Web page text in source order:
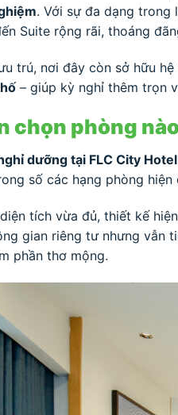
. Với sự đa dạng trong
Suite rộng rãi, thoáng
trú, nơi đây còn sở hữu
– giúp kỳ nghỉ thêm trọn
chọn phòng
dưỡng tại FLC City
số các hạng phòng
tích vừa đủ, thiết kế
gian riêng tư nhưng vẫn
phần thơ mộng.